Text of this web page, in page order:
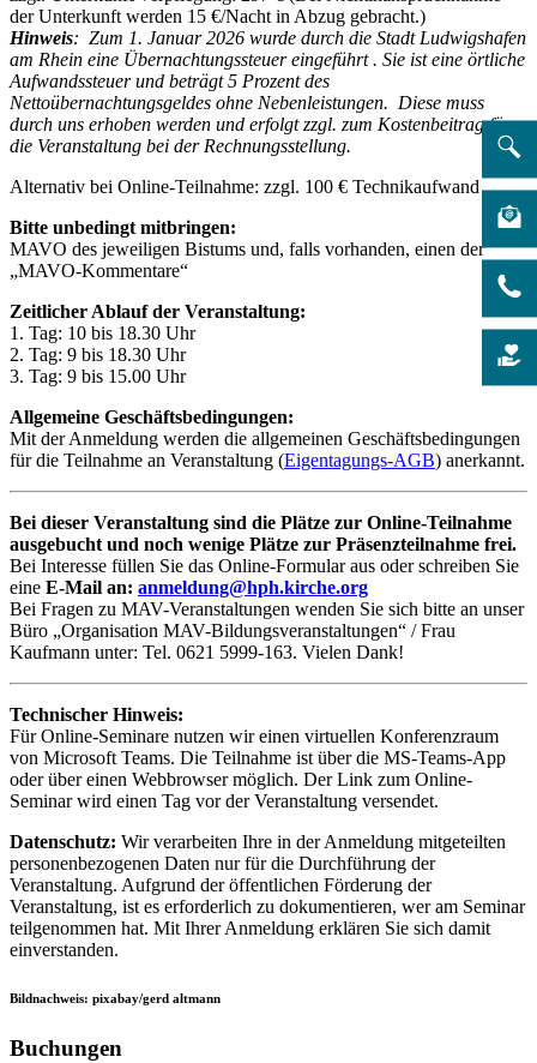
der Unterkunft werden 15 €/Nacht in Abzug gebracht.)
Hinweis: Zum 1. Januar 2026 wurde durch die Stadt Ludwigshafen
am Rhein eine Übernachtungssteuer eingeführt . Sie ist eine örtliche
Aufwandssteuer und beträgt 5 Prozent des
Nettoübernachtungsgeldes ohne Nebenleistungen. Diese muss
durch uns erhoben werden und erfolgt zzgl. zum Kostenbeitrag für
die Veranstaltung bei der Rechnungsstellung.
Alternativ bei Online-Teilnahme: zzgl. 100 € Technikaufwand
Bitte unbedingt mitbringen:
MAVO des jeweiligen Bistums und, falls vorhanden, einen der
„MAVO-Kommentare“
Zeitlicher Ablauf der Veranstaltung:
1. Tag: 10 bis 18.30 Uhr
2. Tag: 9 bis 18.30 Uhr
3. Tag: 9 bis 15.00 Uhr
Allgemeine Geschäftsbedingungen:
Mit der Anmeldung werden die allgemeinen Geschäftsbedingungen
für die Teilnahme an Veranstaltung (Eigentagungs-AGB) anerkannt.
Bei dieser Veranstaltung sind die Plätze zur Online-Teilnahme
ausgebucht und noch wenige Plätze zur Präsenzteilnahme frei.
Bei Interesse füllen Sie das Online-Formular aus oder schreiben Sie
eine E-Mail an: anmeldung@hph.kirche.org
Bei Fragen zu MAV-Veranstaltungen wenden Sie sich bitte an unser
Büro „Organisation MAV-Bildungsveranstaltungen“ / Frau
Kaufmann unter: Tel. 0621 5999-163. Vielen Dank!
Technischer Hinweis:
Für Online-Seminare nutzen wir einen virtuellen Konferenzraum
von Microsoft Teams. Die Teilnahme ist über die MS-Teams-App
oder über einen Webbrowser möglich. Der Link zum Online-
Seminar wird einen Tag vor der Veranstaltung versendet.
Datenschutz: Wir verarbeiten Ihre in der Anmeldung mitgeteilten
personenbezogenen Daten nur für die Durchführung der
Veranstaltung. Aufgrund der öffentlichen Förderung der
Veranstaltung, ist es erforderlich zu dokumentieren, wer am Seminar
teilgenommen hat. Mit Ihrer Anmeldung erklären Sie sich damit
einverstanden.
Bildnachweis: pixabay/gerd altmann
Buchungen